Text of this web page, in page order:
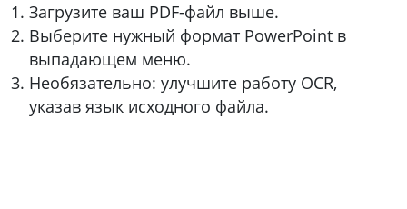
Загрузите ваш PDF-файл выше.
Выберите нужный формат PowerPoint в
выпадающем меню.
Необязательно: улучшите работу OCR,
указав язык исходного файла.